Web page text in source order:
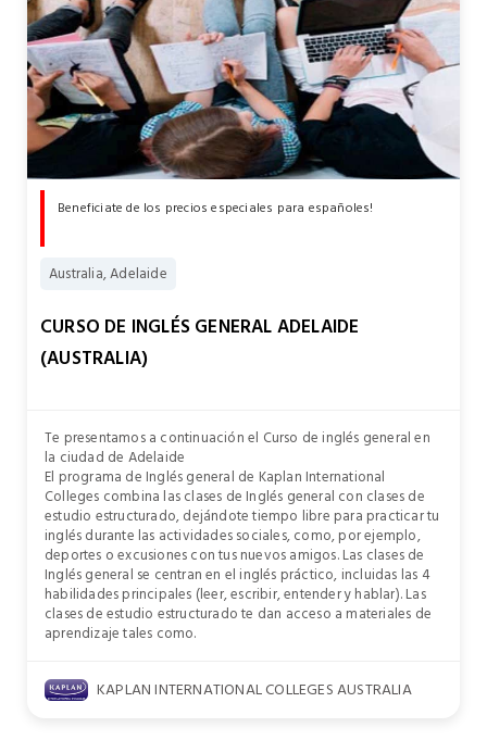
Beneficiate de los precios especiales para españoles!
Australia, Adelaide
CURSO DE INGLÉS GENERAL ADELAIDE
(AUSTRALIA)
Te presentamos a continuación el Curso de inglés general en
la ciudad de Adelaide
El programa de Inglés general de Kaplan International
Colleges combina las clases de Inglés general con clases de
estudio estructurado, dejándote tiempo libre para practicar tu
inglés durante las actividades sociales, como, por ejemplo,
deportes o excusiones con tus nuevos amigos. Las clases de
Inglés general se centran en el inglés práctico, incluidas las 4
habilidades principales (leer, escribir, entender y hablar). Las
clases de estudio estructurado te dan acceso a materiales de
aprendizaje tales como.
KAPLAN INTERNATIONAL COLLEGES AUSTRALIA